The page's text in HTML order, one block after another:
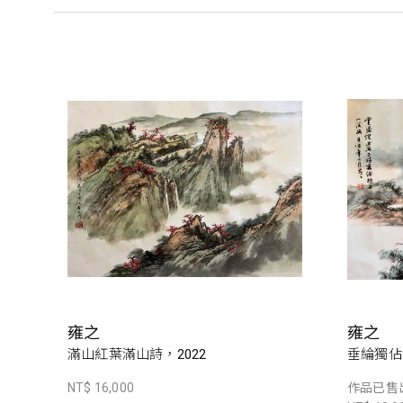
雍之
滿山紅葉滿山詩，2022
NT$ 16,000
雍之
垂綸獨
作品已售